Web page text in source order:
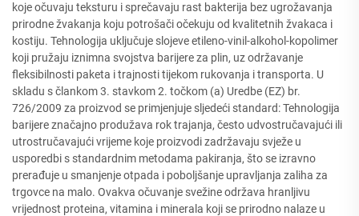
koje očuvaju teksturu i sprečavaju rast bakterija bez ugrožavanja
prirodne žvakanja koju potrošači očekuju od kvalitetnih žvakaca i
kostiju. Tehnologija uključuje slojeve etileno-vinil-alkohol-kopolimer
koji pružaju iznimna svojstva barijere za plin, uz održavanje
fleksibilnosti paketa i trajnosti tijekom rukovanja i transporta. U
skladu s člankom 3. stavkom 2. točkom (a) Uredbe (EZ) br.
726/2009 za proizvod se primjenjuje sljedeći standard: Tehnologija
barijere značajno produžava rok trajanja, često udvostručavajući ili
utrostručavajući vrijeme koje proizvodi zadržavaju svježe u
usporedbi s standardnim metodama pakiranja, što se izravno
prerađuje u smanjenje otpada i poboljšanje upravljanja zaliha za
trgovce na malo. Ovakva očuvanje svežine održava hranljivu
vrijednost proteina, vitamina i minerala koji se prirodno nalaze u